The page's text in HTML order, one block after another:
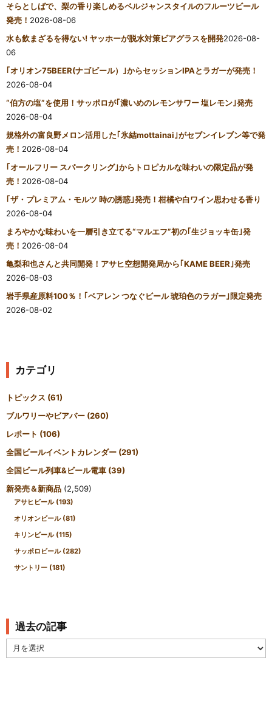
そらとしばで、梨の香り楽しめるベルジャンスタイルのフルーツビール
発売！ 2026-08-06
水も飲まざるを得ない! ヤッホーが脱水対策ビアグラスを開発2026-08-
06
｢オリオン75BEER(ナゴビール）｣からセッションIPAとラガーが発売！
2026-08-04
“伯方の塩”を使用！サッポロが｢濃いめのレモンサワー 塩レモン｣発売
2026-08-04
規格外の富良野メロン活用した｢氷結mottainai｣がセブンイレブン等で発
売！ 2026-08-04
｢オールフリー スパークリング｣からトロピカルな味わいの限定品が発
売！ 2026-08-04
｢ザ・プレミアム・モルツ 時の誘惑｣発売！柑橘や白ワイン思わせる香り
2026-08-04
まろやかな味わいを一層引き立てる“マルエフ”初の｢生ジョッキ缶｣発
売！ 2026-08-04
亀梨和也さんと共同開発！アサヒ空想開発局から｢KAME BEER｣発売
2026-08-03
岩手県産原料100％！｢ベアレン つなぐビール 琥珀色のラガー｣限定発売
2026-08-02
カテゴリ
トピックス (61)
ブルワリーやビアバー (260)
レポート (106)
全国ビールイベントカレンダー (291)
全国ビール列車&ビール電車 (39)
新発売＆新商品 (2,509)
アサヒビール (193)
オリオンビール (81)
キリンビール (115)
サッポロビール (282)
サントリー (181)
過去の記事
去